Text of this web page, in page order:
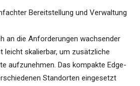
Bereitstellung und Verwaltung
an die Anforderungen wachsender
leicht skalierbar, um zusätzliche
aufzunehmen. Das kompakte Edge-
Standorten eingesetzt